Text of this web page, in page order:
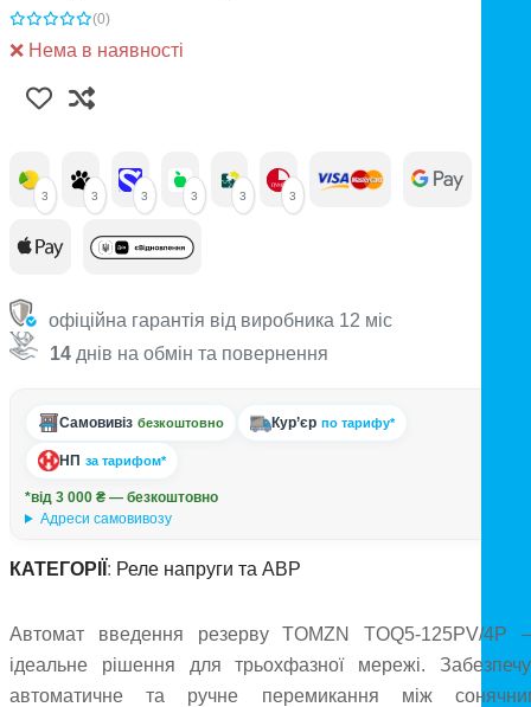
(0)
❌ Нема в наявності
3 3 3 3 3 3
офіційна гарантія від виробника 12 міс
14 днів на обмін та повернення
Самовивіз безкоштовно Кур’єр по тарифу*
НП за тарифом*
*від 3 000 ₴ — безкоштовно
Адреси самовивозу
КАТЕГОРІЇ : Реле напруги та АВР
Автомат введення резерву TOMZN TOQ5-125PV/4P
ідеальне рішення для трьохфазної мережі.
автоматичне та ручне перемикання між